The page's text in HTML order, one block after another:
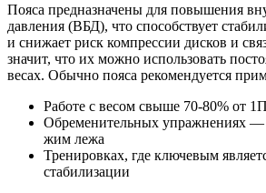
Пояса предназначены для повышения
давления (ВБД), что способствует
и снижает риск компрессии дисков и
значит, что их можно использовать
весах. Обычно пояса рекомендуется
Работе с весом свыше 70-80% от
Обременительных упражнениях —
жим лежа
Тренировках, где ключевым
стабилизации